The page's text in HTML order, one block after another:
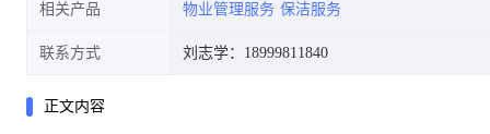
相关产品 物业管理服务 保洁服务
联系方式 刘志学：18999811840
正文内容